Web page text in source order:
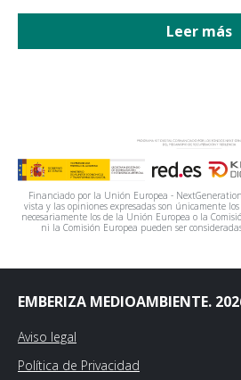
Leer más
Financiado por la Unión Europea -
vista y las opiniones expresadas son únicamente
necesariamente los de la Unión Europea o la
ni la Comisión Europea pueden ser
EMBERIZA MEDIOAMBIENTE.
Aviso legal
Política de Privacidad